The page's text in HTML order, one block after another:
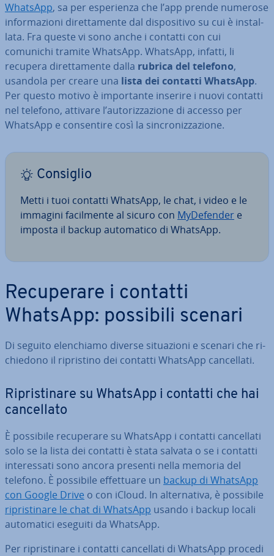
WhatsApp, sa per espe­rien­za che l’app prende numerose
in­for­ma­zio­ni di­ret­ta­men­te dal di­spo­si­ti­vo su cui è in­stal­
la­ta. Fra queste vi sono anche i contatti con cui
comunichi tramite WhatsApp. WhatsApp, infatti, li
recupera di­ret­ta­men­te dalla rubrica del telefono,
usandola per creare una lista dei contatti WhatsApp.
Per questo motivo è im­por­tan­te inserire i nuovi contatti
nel telefono, attivare l’au­to­riz­za­zio­ne di accesso per
WhatsApp e con­sen­ti­re così la sin­cro­niz­za­zio­ne.
Consiglio
Metti i tuoi contatti WhatsApp, le chat, i video e le
immagini fa­cil­men­te al sicuro con My­De­fen­der e
imposta il backup au­to­ma­ti­co di WhatsApp.
Re­cu­pe­ra­re i contatti
WhatsApp: possibili scenari
Di seguito elen­chia­mo diverse si­tua­zio­ni e scenari che ri­
chie­do­no il ri­pri­sti­no dei contatti WhatsApp can­cel­la­ti.
Ri­pri­sti­na­re su WhatsApp i contatti che hai
can­cel­la­to
È possibile re­cu­pe­ra­re su WhatsApp i contatti can­cel­la­ti
solo se la lista dei contatti è stata salvata o se i contatti
in­te­res­sa­ti sono ancora presenti nella memoria del
telefono. È possibile ef­fet­tua­re un backup di WhatsApp
con Google Drive o con iCloud. In al­ter­na­ti­va, è possibile
ri­pri­sti­na­re le chat di WhatsApp usando i backup locali
au­to­ma­ti­ci eseguiti da WhatsApp.
Per ri­pri­sti­na­re i contatti can­cel­la­ti di WhatsApp procedi